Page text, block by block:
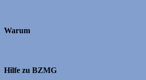
Warum
Hilfe zu BZMG